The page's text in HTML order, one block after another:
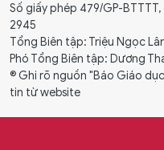
Số giấy phép 479/GP-BTTTT,
2945
Tổng Biên tập: Triệu Ngọc
Phó Tổng Biên tập: Dương
® Ghi rõ nguồn "Báo Giáo
tin từ website